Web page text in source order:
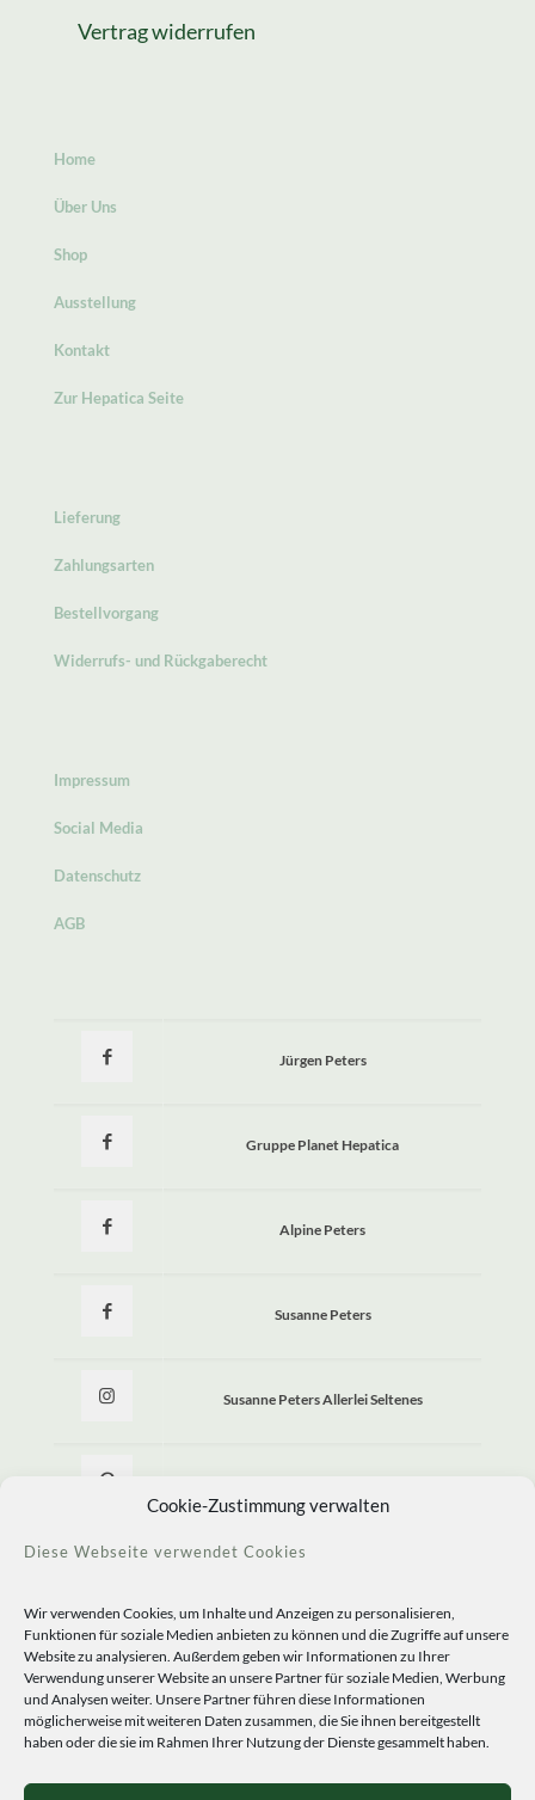
Cookie-Zustimmung verwalten
Diese Webseite verwendet Cookies
Wir verwenden Cookies, um Inhalte und Anzeigen zu personalisieren,
Funktionen für soziale Medien anbieten zu können und die Zugriffe auf unsere
Website zu analysieren. Außerdem geben wir Informationen zu Ihrer
Verwendung unserer Website an unsere Partner für soziale Medien, Werbung
und Analysen weiter. Unsere Partner führen diese Informationen
möglicherweise mit weiteren Daten zusammen, die Sie ihnen bereitgestellt
haben oder die sie im Rahmen Ihrer Nutzung der Dienste gesammelt haben.
Vertrag widerrufen
Home
Über Uns
Shop
Ausstellung
Kontakt
Zur Hepatica Seite
Lieferung
Zahlungsarten
Bestellvorgang
Widerrufs- und Rückgaberecht
Impressum
Social Media
Datenschutz
AGB
Jürgen Peters
Gruppe Planet Hepatica
Alpine Peters
Susanne Peters
Susanne Peters Allerlei Seltenes
© 2020 Staudengärtnerei Peters. All Rights Reserved.